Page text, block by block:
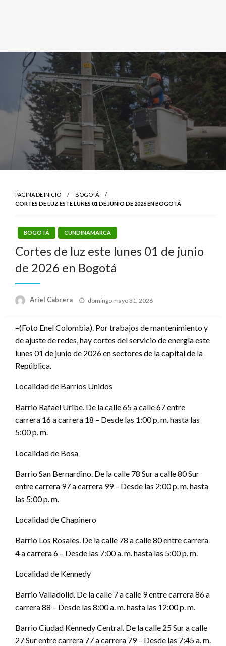
PÁGINA DE INICIO
BOGOTÁ
CORTES DE LUZ ESTE LUNES 01 DE JUNIO DE 2026 EN BOGOTÁ
BOGOTÁ CUNDINAMARCA
Cortes de luz este lunes 01 de junio
de 2026 en Bogotá
Ariel Cabrera
Publicado
domingo mayo 31, 2026
–(Foto Enel Colombia). Por trabajos de mantenimiento y
de ajuste de redes, hay cortes del servicio de energía este
lunes 01 de junio de 2026 en sectores de la capital de la
República.
Localidad de Barrios Unidos
Barrio Rafael Uribe. De la calle 65 a calle 67 entre
carrera 16 a carrera 18 – Desde las 1:00 p. m. hasta las
5:00 p. m.
Localidad de Bosa
Barrio San Bernardino. De la calle 78 Sur a calle 80 Sur
entre carrera 97 a carrera 99 – Desde las 2:00 p. m. hasta
las 5:00 p. m.
Localidad de Chapinero
Barrio Los Rosales. De la calle 78 a calle 80 entre carrera
4 a carrera 6 – Desde las 7:00 a. m. hasta las 5:00 p. m.
Localidad de Kennedy
Barrio Valladolid. De la calle 7 a calle 9 entre carrera 86 a
carrera 88 – Desde las 8:00 a. m. hasta las 12:00 p. m.
Barrio Ciudad Kennedy Central. De la calle 25 Sur a calle
27 Sur entre carrera 77 a carrera 79 – Desde las 7:45 a. m.